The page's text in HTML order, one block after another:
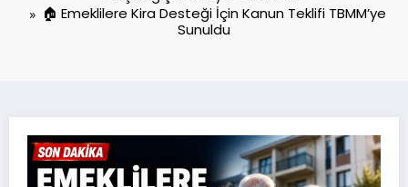
🏠 Emeklilere Kira Desteği İçin Kanun Teklifi TBMM’ye
Sunuldu